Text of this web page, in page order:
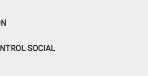
SOCIAL